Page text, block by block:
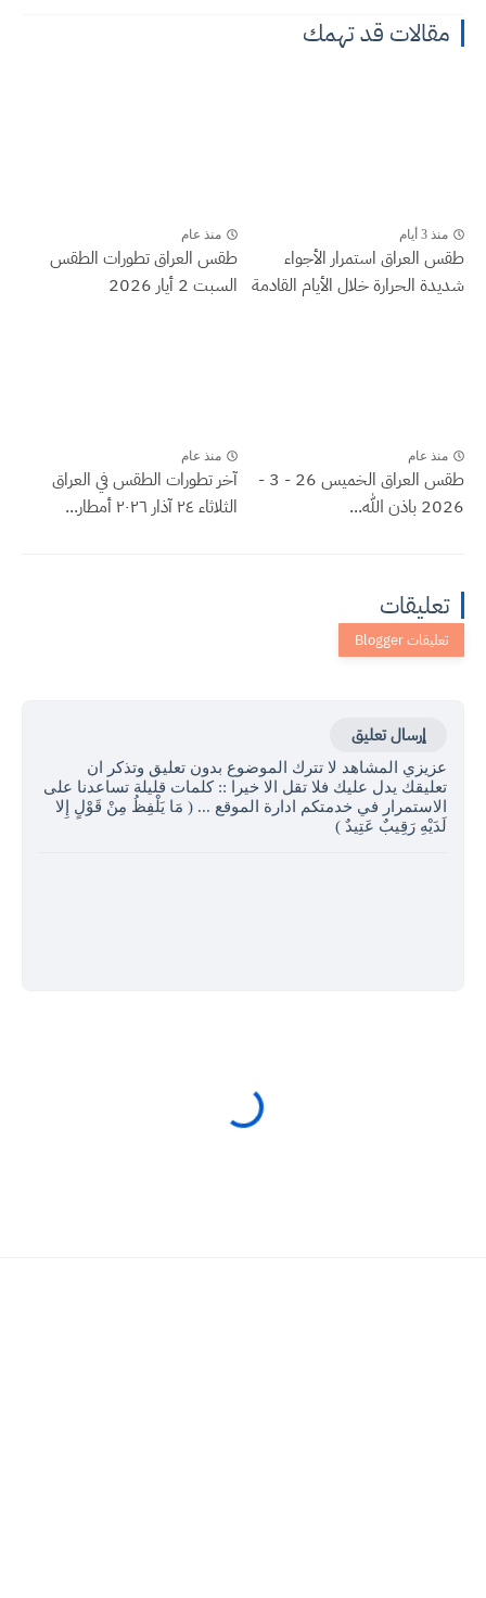
مقالات قد تهمك
منذ 3 أيام
طقس العراق ‏استمرار الأجواء
شديدة الحرارة خلال الأيام القادمة
منذ عام
طقس العراق تطورات الطقس
السبت 2 أيار 2026
منذ عام
طقس العراق الخميس 26 - 3 -
2026 باذن الله...
منذ عام
آخر تطورات الطقس في العراق
الثلاثاء ٢٤ آذار ٢٠٢٦ أمطار...
تعليقات
إرسال تعليق
عزيزي المشاهد لا تترك الموضوع بدون تعليق وتذكر ان
تعليقك يدل عليك فلا تقل الا خيرا :: كلمات قليلة تساعدنا على
الاستمرار في خدمتكم ادارة الموقع ... ( مَا يَلْفِظُ مِنْ قَوْلٍ إِلا
لَدَيْهِ رَقِيبٌ عَتِيدٌ )